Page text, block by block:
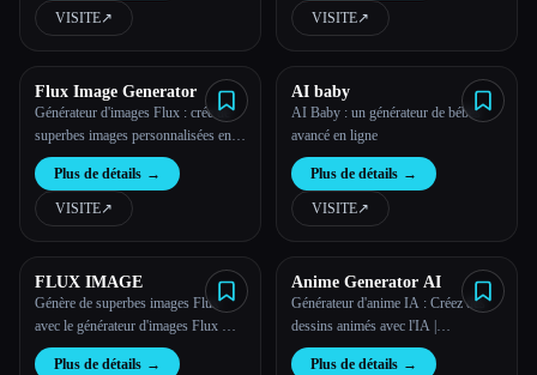
VISITE↗︎ VISITE↗︎
Flux Image Generator
Générateur d'images Flux : crée de
superbes images personnalisées en
quelques secondes grâce à une IA de
pointe.Plus de détails →
VISITE↗︎
AI baby
AI Baby : un générateur de bébés
avancé en ligne
Plus de détails →
VISITE↗︎
FLUX IMAGE
Génère de superbes images Flux
avec le générateur d'images Flux AI.
Notre générateur d'images Flux en
ligne gratuit utilise une IA avancée
Plus de détails →
Anime Generator AI
Générateur d'anime IA : Créez des
dessins animés avec l'IA |
AnimeGenai.com Gratuit
Plus de détails →